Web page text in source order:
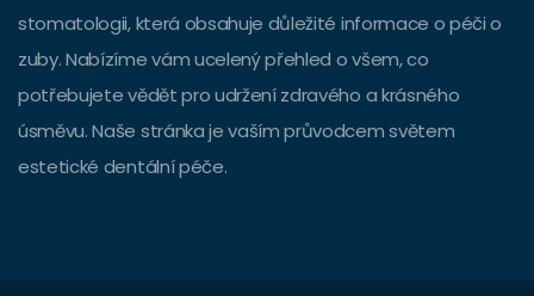
stomatologii, která obsahuje důležité informace o péči o
zuby. Nabízíme vám ucelený přehled o všem, co
potřebujete vědět pro udržení zdravého a krásného
úsměvu. Naše stránka je vaším průvodcem světem
estetické dentální péče.